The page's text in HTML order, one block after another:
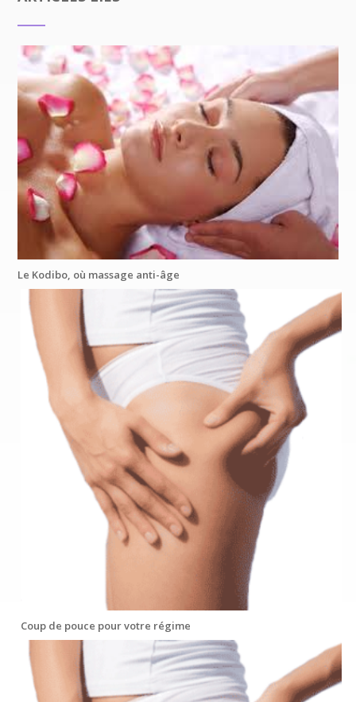
Le Kodibo, où massage anti-âge
Coup de pouce pour votre régime